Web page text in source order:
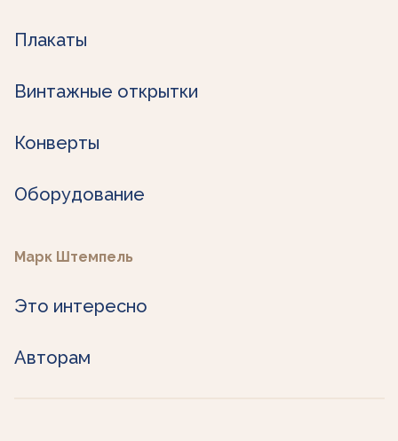
Плакаты
Винтажные открытки
Конверты
Оборудование
Марк Штемпель
Это интересно
Авторам